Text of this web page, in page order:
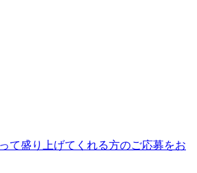
て盛り上げてくれる方のご応募をお